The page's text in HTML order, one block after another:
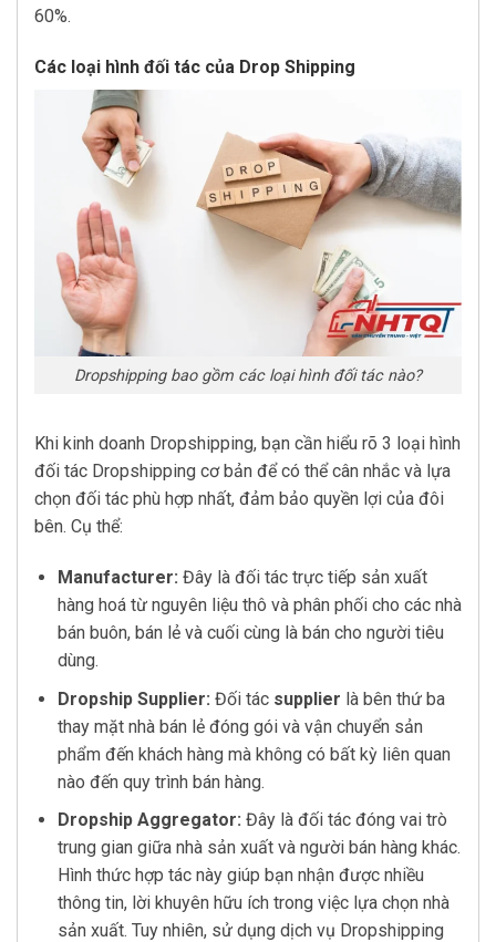
60%.
Các loại hình đối tác của Drop Shipping
Dropshipping bao gồm các loại hình đối tác nào?
Khi kinh doanh Dropshipping, bạn cần hiểu rõ 3 loại hình
đối tác Dropshipping cơ bản để có thể cân nhắc và lựa
chọn đối tác phù hợp nhất, đảm bảo quyền lợi của đôi
bên. Cụ thể:
Manufacturer: Đây là đối tác trực tiếp sản xuất
hàng hoá từ nguyên liệu thô và phân phối cho các nhà
bán buôn, bán lẻ và cuối cùng là bán cho người tiêu
dùng.
Dropship Supplier: Đối tác supplier là bên thứ ba
thay mặt nhà bán lẻ đóng gói và vận chuyển sản
phẩm đến khách hàng mà không có bất kỳ liên quan
nào đến quy trình bán hàng.
Dropship Aggregator: Đây là đối tác đóng vai trò
trung gian giữa nhà sản xuất và người bán hàng khác.
Hình thức hợp tác này giúp bạn nhận được nhiều
thông tin, lời khuyên hữu ích trong việc lựa chọn nhà
sản xuất. Tuy nhiên, sử dụng dịch vụ Dropshipping